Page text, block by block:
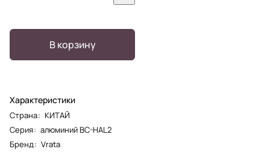
В корзину
Характеристики
Страна: КИТАЙ
Серия: алюминий BC-HAL2
Бренд: Vrata